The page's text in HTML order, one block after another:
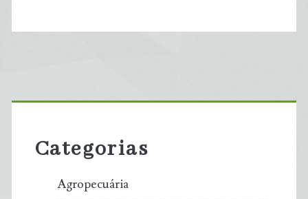
Primary
Sidebar
Categorias
Agropecuária